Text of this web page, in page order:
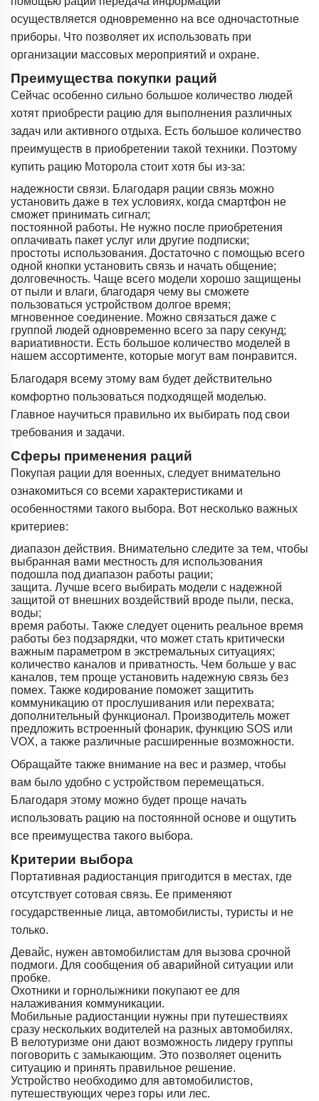
осуществляется одновременно на все одночастотные
приборы. Что позволяет их использовать при
организации массовых мероприятий и охране.
Преимущества покупки раций
Сейчас особенно сильно большое количество людей
хотят приобрести рацию для выполнения различных
задач или активного отдыха. Есть большое количество
преимуществ в приобретении такой техники. Поэтому
купить рацию Моторола стоит хотя бы из-за:
надежности связи. Благодаря рации связь можно
установить даже в тех условиях, когда смартфон не
сможет принимать сигнал;
постоянной работы. Не нужно после приобретения
оплачивать пакет услуг или другие подписки;
простоты использования. Достаточно с помощью всего
одной кнопки установить связь и начать общение;
долговечность. Чаще всего модели хорошо защищены
от пыли и влаги, благодаря чему вы сможете
пользоваться устройством долгое время;
мгновенное соединение. Можно связаться даже с
группой людей одновременно всего за пару секунд;
вариативности. Есть большое количество моделей в
нашем ассортименте, которые могут вам понравится.
Благодаря всему этому вам будет действительно
комфортно пользоваться подходящей моделью.
Главное научиться правильно их выбирать под свои
требования и задачи.
Сферы применения раций
Покупая рации для военных, следует внимательно
ознакомиться со всеми характеристиками и
особенностями такого выбора. Вот несколько важных
критериев:
диапазон действия. Внимательно следите за тем, чтобы
выбранная вами местность для использования
подошла под диапазон работы рации;
защита. Лучше всего выбирать модели с надежной
защитой от внешних воздействий вроде пыли, песка,
воды;
время работы. Также следует оценить реальное время
работы без подзарядки, что может стать критически
важным параметром в экстремальных ситуациях;
количество каналов и приватность. Чем больше у вас
каналов, тем проще установить надежную связь без
помех. Также кодирование поможет защитить
коммуникацию от прослушивания или перехвата;
дополнительный функционал. Производитель может
предложить встроенный фонарик, функцию SOS или
VOX, а также различные расширенные возможности.
Обращайте также внимание на вес и размер, чтобы
вам было удобно с устройством перемещаться.
Благодаря этому можно будет проще начать
использовать рацию на постоянной основе и ощутить
все преимущества такого выбора.
Критерии выбора
Портативная радиостанция пригодится в местах, где
отсутствует сотовая связь. Ее применяют
государственные лица, автомобилисты, туристы и не
только.
Девайс, нужен автомобилистам для вызова срочной
подмоги. Для сообщения об аварийной ситуации или
пробке.
Охотники и горнолыжники покупают ее для
налаживания коммуникации.
Мобильные радиостанции нужны при путешествиях
сразу нескольких водителей на разных автомобилях.
В велотуризме они дают возможность лидеру группы
поговорить с замыкающим. Это позволяет оценить
ситуацию и принять правильное решение.
Устройство необходимо для автомобилистов,
путешествующих через горы или лес.